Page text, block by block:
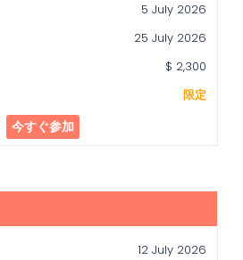
5 July 2026
25 July 2026
$ 2,300
限定
今すぐ参加
12 July 2026